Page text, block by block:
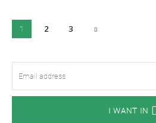
1 2 3
I WANT IN